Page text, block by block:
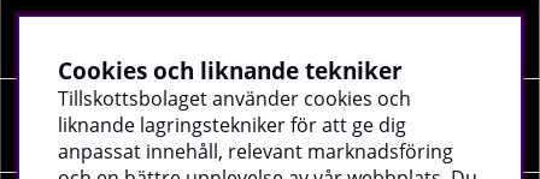
SOCIALA MEDIER
Cookies och liknande tekniker
Tillskottsbolaget använder cookies och
liknande lagringstekniker för att ge dig
anpassat innehåll, relevant marknadsföring